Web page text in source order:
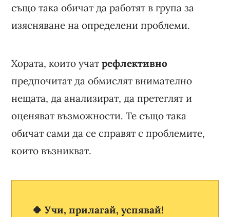
също така обичат да работят в група за
изясняване на определени проблеми.
Хората, които учатрефлективно
предпочитат да обмислят внимателно
нещата, да анализират, да претеглят и
оценяват възможности. Те също така
обичат сами да се справят с проблемите,
които възникват.
🍀 Учи, прилагай, успявай!